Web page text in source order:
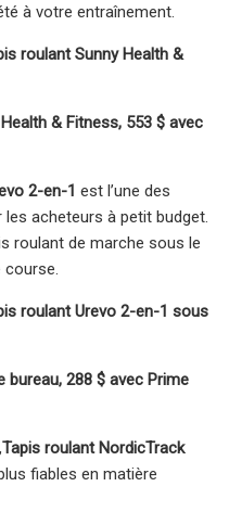
à votre entraînement.
roulant Sunny Health &
& Fitness, 553 $ avec
2-en-1 est l’une des
acheteurs à petit budget.
roulant de marche sous le
course.
roulant Urevo 2-en-1 sous
288 $ avec Prime
Tapis roulant NordicTrack
fiables en matière